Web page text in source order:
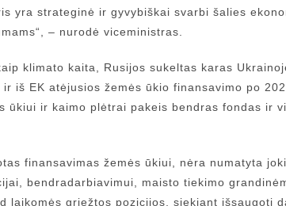
yra strateginė ir gyvybiškai svarbi šalies
– nurodė viceministras.
klimato kaita, Rusijos sukeltas karas
iš EK atėjusios žemės ūkio finansavimo po
ūkiui ir kaimo plėtrai pakeis bendras fondas ir
finansavimas žemės ūkiui, nėra numatyta
bendradarbiavimui, maisto tiekimo
laikomės griežtos pozicijos, siekiant išsaugoti